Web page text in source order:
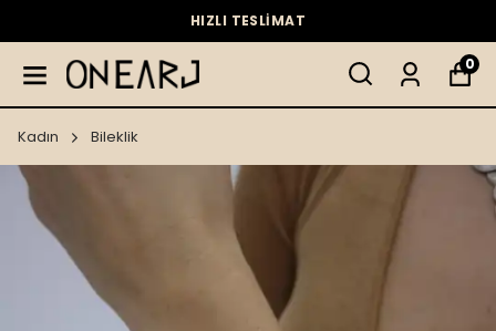
HIZLI TESLİMAT
0
Kadın Bileklik